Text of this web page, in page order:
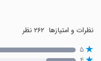
نظرات و امتیازها
۵